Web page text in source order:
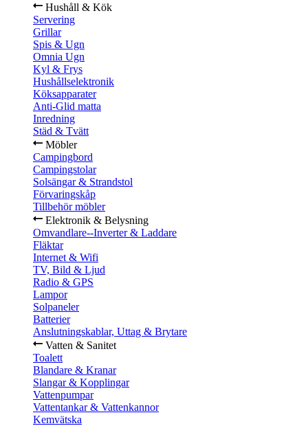
Hushåll & Kök
Servering
Grillar
Spis & Ugn
Omnia Ugn
Kyl & Frys
Hushållselektronik
Köksapparater
Anti-Glid matta
Inredning
Städ & Tvätt
Möbler
Campingbord
Campingstolar
Solsängar & Strandstol
Förvaringskåp
Tillbehör möbler
Elektronik & Belysning
Omvandlare--Inverter & Laddare
Fläktar
Internet & Wifi
TV, Bild & Ljud
Radio & GPS
Lampor
Solpaneler
Batterier
Anslutningskablar, Uttag & Brytare
Vatten & Sanitet
Toalett
Blandare & Kranar
Slangar & Kopplingar
Vattenpumpar
Vattentankar & Vattenkannor
Kemvätska